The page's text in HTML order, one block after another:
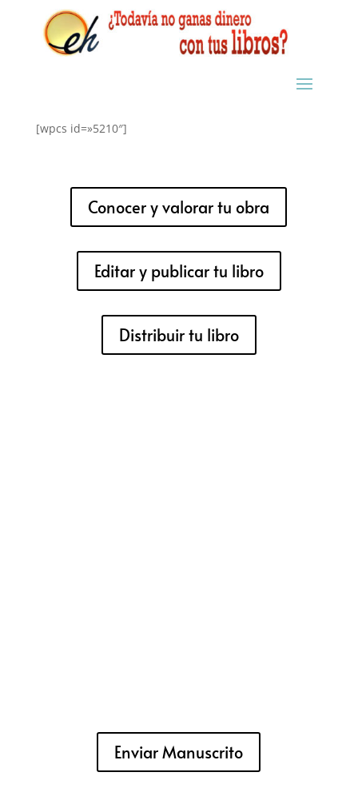
[wpcs id=»5210″]
Conocer y valorar tu obra
Editar y publicar tu libro
Distribuir tu libro
Enviar Manuscrito